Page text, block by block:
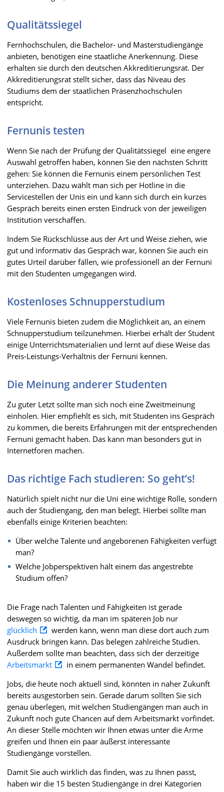
Qualitätssiegel
Fernhochschulen, die Bachelor- und Masterstudiengänge
anbieten, benötigen eine staatliche Anerkennung. Diese
erhalten sie durch den deutschen Akkreditierungsrat. Der
Akkreditierungsrat stellt sicher, dass das Niveau des
Studiums dem der staatlichen Präsenzhochschulen
entspricht.
Fernunis testen
Wenn Sie nach der Prüfung der Qualitätssiegel eine engere
Auswahl getroffen haben, können Sie den nächsten Schritt
gehen: Sie können die Fernunis einem persönlichen Test
unterziehen. Dazu wählt man sich per Hotline in die
Servicestellen der Unis ein und kann sich durch ein kurzes
Gespräch bereits einen ersten Eindruck von der jeweiligen
Institution verschaffen.
Indem Sie Rückschlüsse aus der Art und Weise ziehen, wie
gut und informativ das Gespräch war, können Sie auch ein
gutes Urteil darüber fällen, wie professionell an der Fernuni
mit den Studenten umgegangen wird.
Kostenloses Schnupperstudium
Viele Fernunis bieten zudem die Möglichkeit an, an einem
Schnupperstudium teilzunehmen. Hierbei erhält der Student
einige Unterrichtsmaterialien und lernt auf diese Weise das
Preis-Leistungs-Verhältnis der Fernuni kennen.
Die Meinung anderer Studenten
Zu guter Letzt sollte man sich noch eine Zweitmeinung
einholen. Hier empfiehlt es sich, mit Studenten ins Gespräch
zu kommen, die bereits Erfahrungen mit der entsprechenden
Fernuni gemacht haben. Das kann man besonders gut in
Internetforen machen.
Das richtige Fach studieren: So geht’s!
Natürlich spielt nicht nur die Uni eine wichtige Rolle, sondern
auch der Studiengang, den man belegt. Hierbei sollte man
ebenfalls einige Kriterien beachten:
Über welche Talente und angeborenen Fähigkeiten verfügt
man?
Welche Jobperspektiven hält einem das angestrebte
Studium offen?
Die Frage nach Talenten und Fähigkeiten ist gerade
deswegen so wichtig, da man im späteren Job nur
glücklich
werden kann, wenn man diese dort auch zum
Ausdruck bringen kann. Das belegen zahlreiche Studien.
Außerdem sollte man beachten, dass sich der derzeitige
Arbeitsmarkt
in einem permanenten Wandel befindet.
Jobs, die heute noch aktuell sind, könnten in naher Zukunft
bereits ausgestorben sein. Gerade darum sollten Sie sich
genau überlegen, mit welchen Studiengängen man auch in
Zukunft noch gute Chancen auf dem Arbeitsmarkt vorfindet.
An dieser Stelle möchten wir Ihnen etwas unter die Arme
greifen und Ihnen ein paar äußerst interessante
Studiengänge vorstellen.
Damit Sie auch wirklich das finden, was zu Ihnen passt,
haben wir die 15 besten Studiengänge in drei Kategorien